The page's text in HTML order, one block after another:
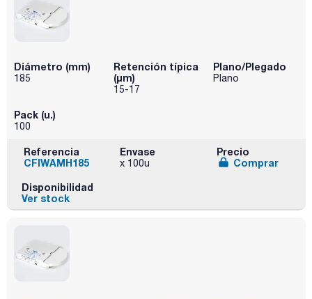
Diámetro (mm)
185
Retención típica
(µm)
15-17
Plano/Plegado
Plano
Pack (u.)
100
Referencia
CFIWAMH185
Envase
x 100u
Precio
Comprar
Disponibilidad
Ver stock